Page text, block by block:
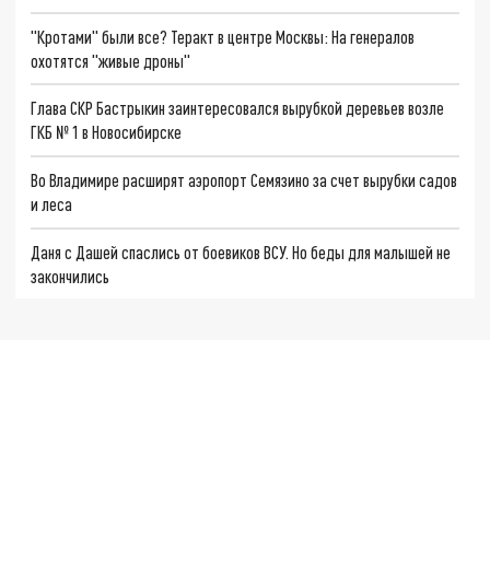
"Кротами" были все? Теракт в центре Москвы: На генералов
охотятся "живые дроны"
Глава СКР Бастрыкин заинтересовался вырубкой деревьев возле
ГКБ № 1 в Новосибирске
Во Владимире расширят аэропорт Семязино за счет вырубки садов
и леса
Даня с Дашей спаслись от боевиков ВСУ. Но беды для малышей не
закончились